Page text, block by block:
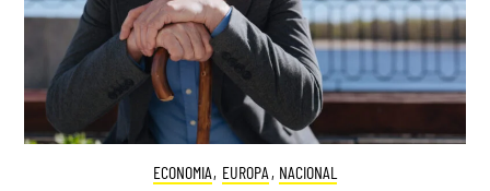
ECONOMIA, EUROPA , NACIONAL